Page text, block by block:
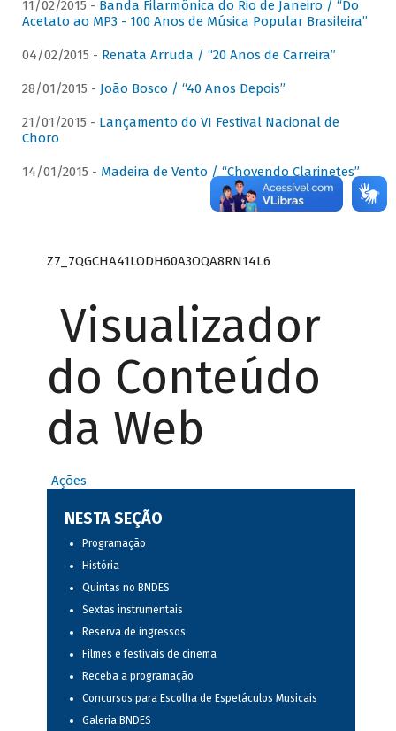
11/02/2015 - Banda Filarmônica do Rio de Janeiro / “Do
Acetato ao MP3 - 100 Anos de Música Popular Brasileira”
04/02/2015 - Renata Arruda / “20 Anos de Carreira”
28/01/2015 - João Bosco / “40 Anos Depois”
21/01/2015 - Lançamento do VI Festival Nacional de
Choro
14/01/2015 - Madeira de Vento / “Chovendo Clarinetes”
Z7_7QGCHA41LODH60A3OQA8RN14L6
Visualizador
do Conteúdo
da Web
Ações
NESTA SEÇÃO
Programação
História
Quintas no BNDES
Sextas instrumentais
Reserva de ingressos
Filmes e festivais de cinema
Receba a programação
Concursos para Escolha de Espetáculos Musicais
Galeria BNDES